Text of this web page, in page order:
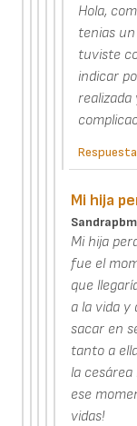
Hola,
tenias
tuviste
indicar
Respuesta
Mi hija
Mi hija
fue el
que
a la vida y
sacar en
tanto a
la
ese
vidas!